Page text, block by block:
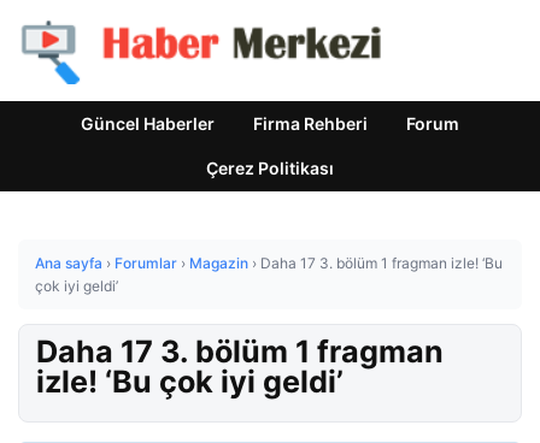
Güncel Haberler Firma Rehberi Forum
Çerez Politikası
Ana sayfa › Forumlar › Magazin › Daha 17 3. bölüm 1 fragman izle! ‘Bu
çok iyi geldi’
Daha 17 3. bölüm 1 fragman
izle! ‘Bu çok iyi geldi’